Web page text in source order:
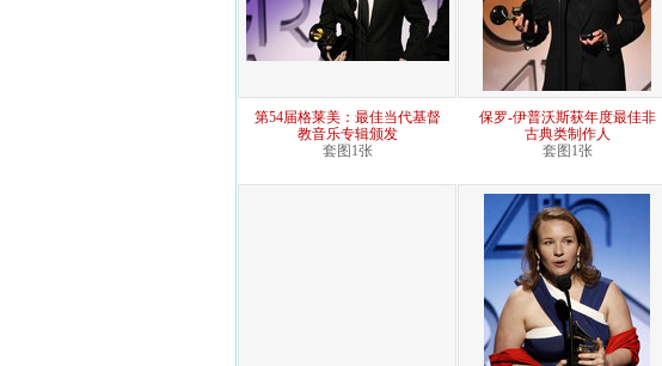
第54届格莱美：最佳当代基督
教音乐专辑颁发
套图1张
保罗-伊普沃斯获年度最佳非
古典类制作人
套图1张